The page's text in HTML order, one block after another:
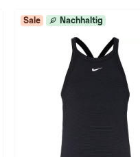
Sale Nachhaltig